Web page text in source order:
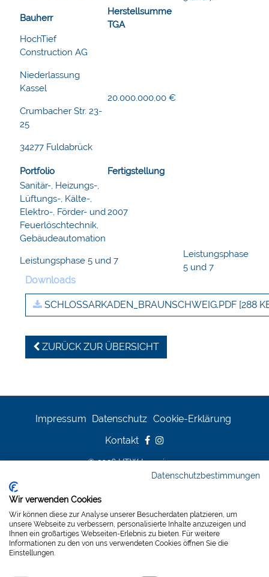
Bauherr
Herstellsumme
TGA
HochTief
Construction AG
Niederlassung
Kassel
Crumbacher Str. 23-
25
34277 Fuldabrück
20.000.000,00 €
Portfolio
Fertigstellung
Sanitär-, Heizungs-,
Lüftungs-, Kälte-,
Elektro-, Förder- und
Feuerlöschtechnik,
Gebäudeautomation
2007
Leistungsphase 5 und 7
Leistungsphase
5 und 7
Downloads
SCHLOSSARKADEN_BRAUNSCHWEIG.PDF [288
ZURÜCK ZUR ÜBERSICHT
Impressum Datenschutz Cookie-Erklärung
Kontakt
© 2026 HTW Ingenieure
Datenschutzbestimmungen
Wir verwenden Cookies
Wir können diese zur Analyse unserer Besucherdaten platzieren, um
unsere Webseite zu verbessern, personalisierte Inhalte anzuzeigen und
Ihnen ein großartiges Webseiten-Erlebnis zu bieten. Für weitere
Informationen zu den von uns verwendeten Cookies öffnen Sie die
Einstellungen.